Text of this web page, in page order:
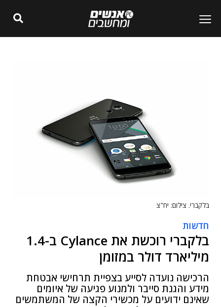
בלקברי. צילום: יח"צ
חדשות
בלקברי רוכשת את Cylance ב-1.4
מיליארד דולר במזומן
הרכישה נועדה לסייע בצפיית תרחישי אבטחת
מידע והגנת סייבר ולמנוע פגיעה של איומים
שאינם ידועים על מכשירי הקצה של המשתמשים